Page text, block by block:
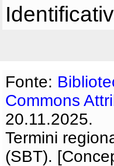
Fonte:
Commons
20.11.2025.
Termini
(SBT).